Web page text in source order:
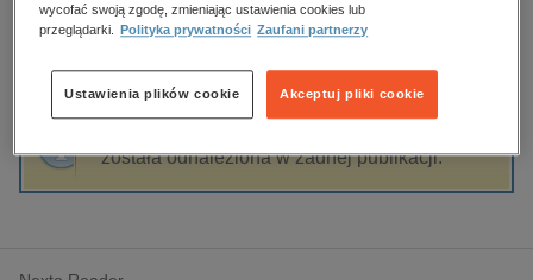
biznesowe, branżowe, gospodarka
dzienniki
edukacja
hobby, sport, rozrywka
komputery, internet, technologie, informatyka
Sortowanie Filtrowanie
została odnaleziona w żadnej publikacji.
wycofać swoją zgodę, zmieniając ustawienia cookies lub
przeglądarki.
Polityka prywatności Zaufani partnerzy
Akceptuj pliki cookie
Ustawienia plików cookie